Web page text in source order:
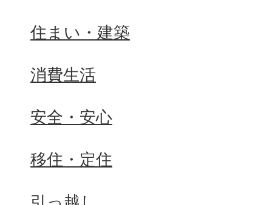
住まい・建築
消費生活
安全・安心
移住・定住